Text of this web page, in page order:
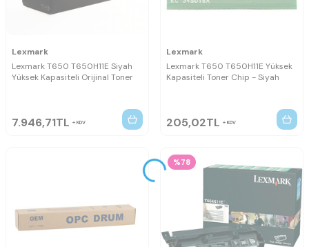
Lexmark
Lexmark T650 T650H11E Siyah
Yüksek Kapasiteli Orijinal Toner
7.946,71TL KDV
Lexmark
Lexmark T650 T650H11E Yüksek
Kapasiteli Toner Chip - Siyah
205,02TL KDV
%78